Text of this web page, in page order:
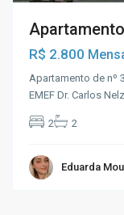
R$ 2.800
Apartamento de nº
EMEF Dr. Carlos
2 2
Eduarda